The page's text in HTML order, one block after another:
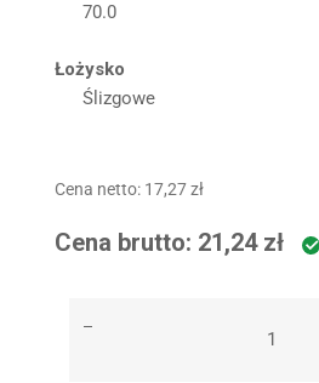
70.0
Łożysko
Ślizgowe
Cena netto: 17,27zł
Cena brutto: 21,24 zł